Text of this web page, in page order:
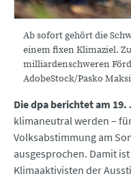
Ab sofort gehört die
einem fixen Klimaziel.
milliardenschweren
AdobeStock/Pasko
Die dpa berichtet am 19.
klimaneutral werden –
Volksabstimmung am
ausgesprochen. Damit
Klimaaktivisten der